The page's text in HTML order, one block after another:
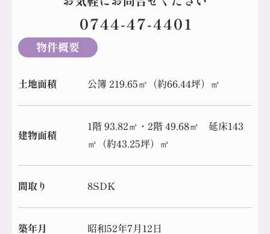
0744-47-4401
物件概要
土地面積 公簿 219.65㎡（約66.44坪）㎡
建物面積
1階 93.82㎡・2階 49.68㎡ 延床143
㎡（約43.25坪）㎡
間取り 8SDK
築年月 昭和52年7月12日